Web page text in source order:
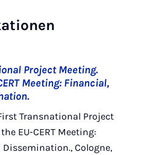
Project Meeting.
Meeting: Financial,
Transnational Project
EU-CERT Meeting:
Cologne,